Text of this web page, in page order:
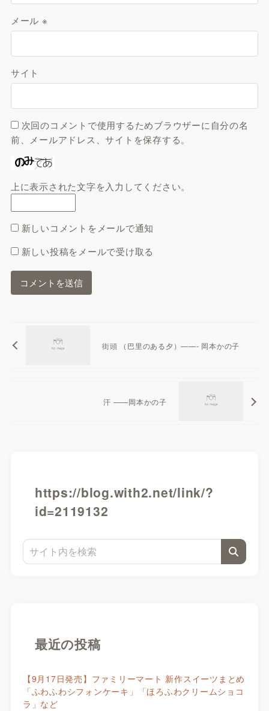
メール ※
サイト
次回のコメントで使用するためブラウザーに自分の名
前、メールアドレス、サイトを保存する。
上に表示された文字を入力してください。
新しいコメントをメールで通知
新しい投稿をメールで受け取る
街頭 （巴里のある夕）——- 岡本かの子
汗 ——岡本かの子
https://blog.with2.net/link/?
id=2119132
最近の投稿
【9月17日発売】ファミリーマート 新作スイーツまとめ
「ふわふわシフォンケーキ」「ほろふわクリームショコ
ラ」など